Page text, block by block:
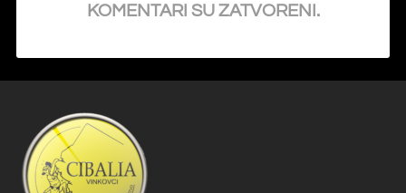
KOMENTARI SU ZATVORENI.